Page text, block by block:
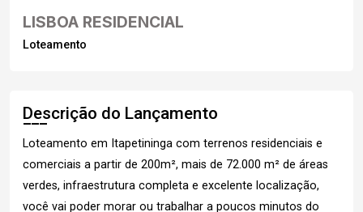
LISBOA RESIDENCIAL
Loteamento
Descrição do Lançamento
Loteamento em Itapetininga com terrenos residenciais e
comerciais a partir de 200m², mais de 72.000 m² de áreas
verdes, infraestrutura completa e excelente localização,
você vai poder morar ou trabalhar a poucos minutos do